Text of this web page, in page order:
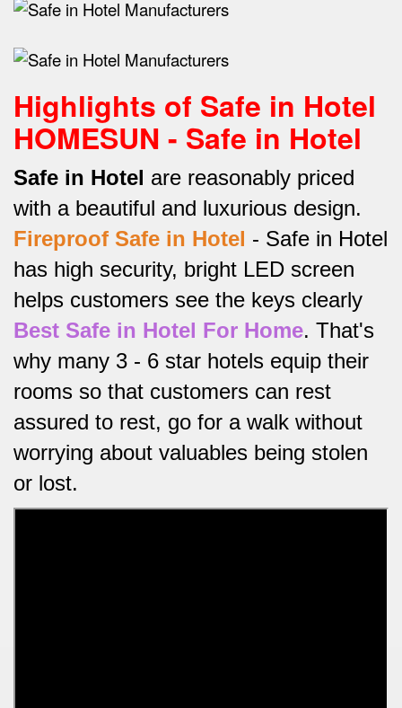
Highlights of Safe in Hotel
HOMESUN - Safe in Hotel
Safe in Hotel are reasonably priced
with a beautiful and luxurious design.
Fireproof Safe in Hotel - Safe in Hotel
has high security, bright LED screen
helps customers see the keys clearly
Best Safe in Hotel For Home. That's
why many 3 - 6 star hotels equip their
rooms so that customers can rest
assured to rest, go for a walk without
worrying about valuables being stolen
or lost.